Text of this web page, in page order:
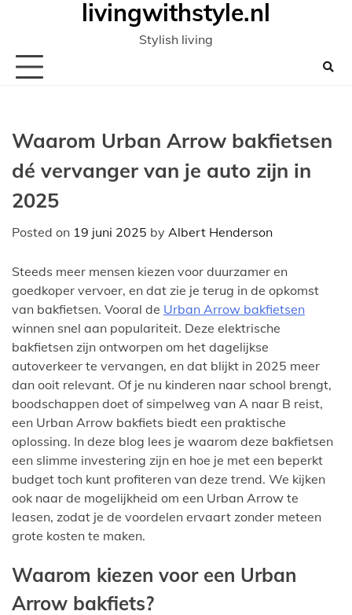
inhoud
livingwithstyle.nl
Stylish living
Waarom Urban Arrow bakfietsen
dé vervanger van je auto zijn in
2025
Posted on 19 juni 2025 by Albert Henderson
Steeds meer mensen kiezen voor duurzamer en
goedkoper vervoer, en dat zie je terug in de opkomst
van bakfietsen. Vooral de Urban Arrow bakfietsen
winnen snel aan populariteit. Deze elektrische
bakfietsen zijn ontworpen om het dagelijkse
autoverkeer te vervangen, en dat blijkt in 2025 meer
dan ooit relevant. Of je nu kinderen naar school brengt,
boodschappen doet of simpelweg van A naar B reist,
een Urban Arrow bakfiets biedt een praktische
oplossing. In deze blog lees je waarom deze bakfietsen
een slimme investering zijn en hoe je met een beperkt
budget toch kunt profiteren van deze trend. We kijken
ook naar de mogelijkheid om een Urban Arrow te
leasen, zodat je de voordelen ervaart zonder meteen
grote kosten te maken.
Waarom kiezen voor een Urban
Arrow bakfiets?